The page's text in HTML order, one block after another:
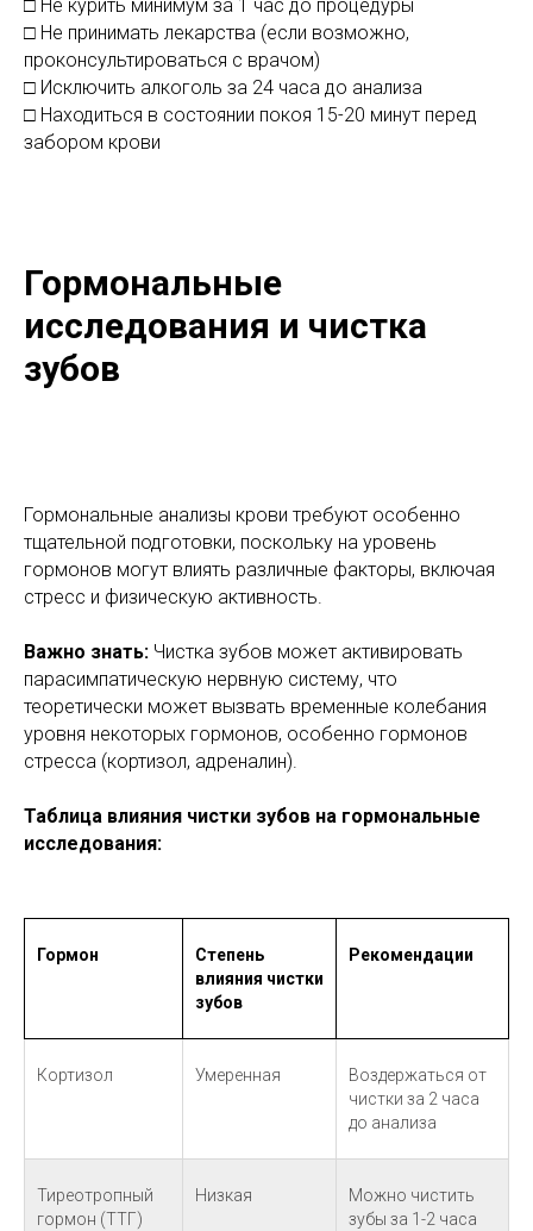
□ Не курить минимум за 1 час до процедуры
□ Не принимать лекарства (если возможно,
проконсультироваться с врачом)
□ Исключить алкоголь за 24 часа до анализа
□ Находиться в состоянии покоя 15-20 минут перед
забором крови
Гормональные
исследования и чистка
зубов
Гормональные анализы крови требуют особенно
тщательной подготовки, поскольку на уровень
гормонов могут влиять различные факторы, включая
стресс и физическую активность.
Важно знать: Чистка зубов может активировать
парасимпатическую нервную систему, что
теоретически может вызвать временные колебания
уровня некоторых гормонов, особенно гормонов
стресса (кортизол, адреналин).
Таблица влияния чистки зубов на гормональные
исследования:
Гормон
Степень
влияния чистки
зубов
Рекомендации
Кортизол Умеренная
Воздержаться от
чистки за 2 часа
до анализа
Тиреотропный
гормон (ТТГ)
Низкая
Можно чистить
зубы за 1-2 часа